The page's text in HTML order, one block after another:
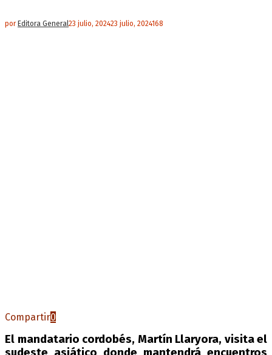
porEditora General23 julio, 202423 julio, 2024168
Compartir0
El mandatario cordobés, Martín Llaryora, visita el